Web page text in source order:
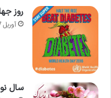
روز
آوریل 7, 2016
سال